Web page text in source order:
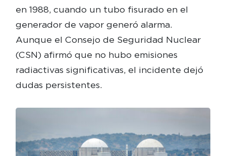
en 1988, cuando un tubo fisurado en el
generador de vapor generó alarma.
Aunque el Consejo de Seguridad Nuclear
(CSN) afirmó que no hubo emisiones
radiactivas significativas, el incidente dejó
dudas persistentes.